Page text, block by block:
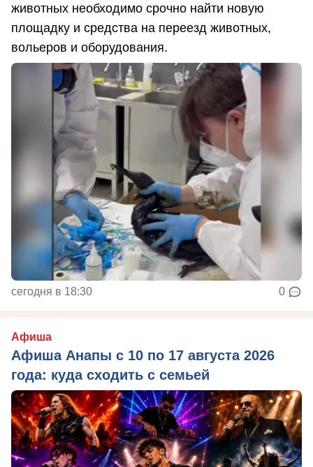
животных необходимо срочно найти новую
площадку и средства на переезд животных,
вольеров и оборудования.
сегодня в 18:30 0
Афиша
Афиша Анапы с 10 по 17 августа 2026
года: куда сходить с семьей